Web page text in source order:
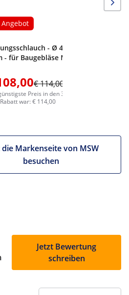
Angebot
- Ø 400 mm -
- für Baugebläse MSW-IB-03
€ 114,00
Preis in den 30 Tagen vor
war: € 114,00
die Markenseite von MSW
besuchen
Jetzt Bewertung
schreiben